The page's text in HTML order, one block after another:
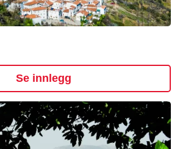
Se innlegg